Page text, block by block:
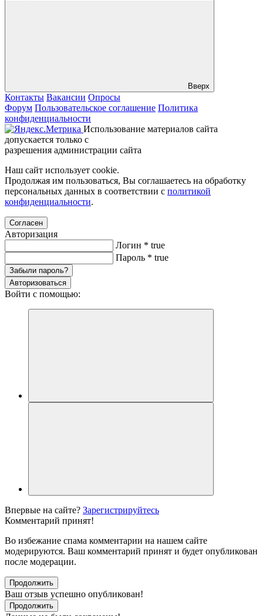
Вверх
Контакты Вакансии Опросы
Форум Пользовательское соглашение Политика
конфиденциальности
Использование материалов сайта
допускается только с
разрешения администрации сайта
Наш сайт использует cookie.
Продолжая им пользоваться, Вы соглашаетесь на обработку
персональных данных в соответствии с политикой
конфиденциальности.
Согласен
Авторизация
Логин * true
Пароль * true
Забыли пароль?
Авторизоваться
Войти с помощью:
Впервые на сайте? Зарегистрируйтесь
Комментарий принят!
Во избежание спама комментарии на нашем сайте
модерируются. Ваш комментарий принят и будет опубликован
после модерации.
Продолжить
Ваш отзыв успешно опубликован!
Продолжить